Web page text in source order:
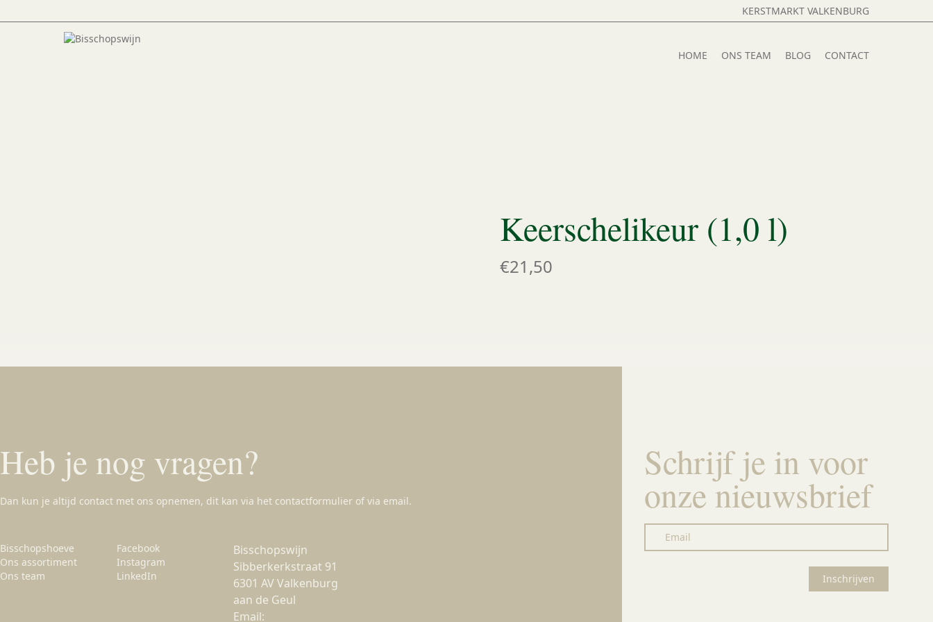
KERSTMARKT VALKENBURG
HOME ONS TEAM BLOG CONTACT
Keerschelikeur (1,0 l)
€21,50
Heb je nog vragen?
Dan kun je altijd contact met ons opnemen, dit kan via het contactformulier of via email.
Bisschopshoeve
Ons assortiment
Ons team
Facebook
Instagram
LinkedIn
Bisschopswijn
Sibberkerkstraat 91
6301 AV Valkenburg
aan de Geul
Email:
Schrijf je in voor
onze nieuwsbrief